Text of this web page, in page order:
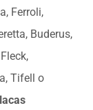
Ferroli,
Buderus,
Tifell o